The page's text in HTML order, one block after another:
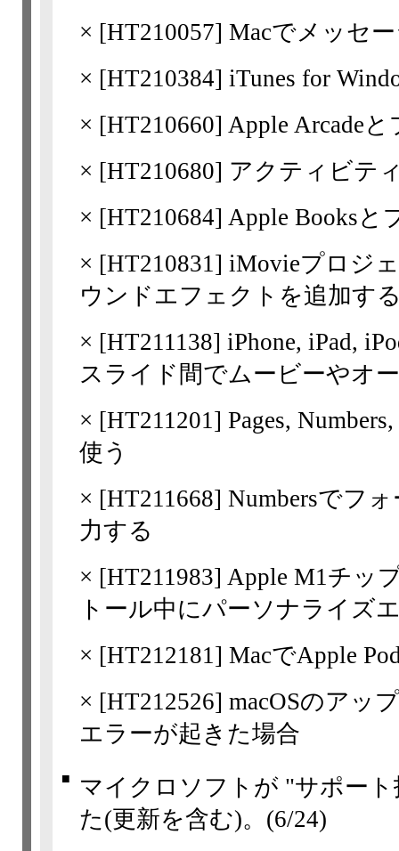
× [HT210057] Macでメッセ
× [HT210384] iTunes for
× [HT210660] Apple Arcade
× [HT210680] アクティビテ
× [HT210684] Apple Booksと
× [HT210831] iMovieプロジ
ウンドエフェクトを追加す
× [HT211138] iPhone, iPad,
スライド間でムービーやオ
× [HT211201] Pages,
使う
× [HT211668] Numbersでフ
力する
× [HT211983] Apple M1チッ
トール中にパーソナライズ
× [HT212181] MacでApple
× [HT212526] macOSのアッ
エラーが起きた場合
■
マイクロソフトが "サポー
た(更新を含む)。 (6/24)